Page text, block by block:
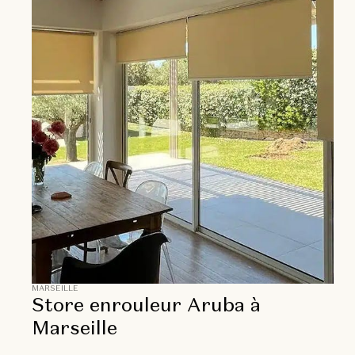
MARSEILLE
Store enrouleur Aruba à
Marseille